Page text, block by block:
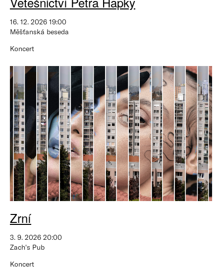
16. 12. 2026 19:00
Měšťanská beseda
Koncert
Zrní
3. 9. 2026 20:00
Zach's Pub
Koncert